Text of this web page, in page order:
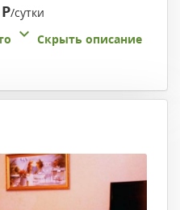
Р/сутки
Скрыть описание